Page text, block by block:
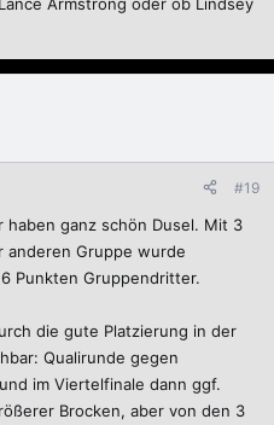
#19
haben ganz schön Dusel. Mit 3
anderen Gruppe wurde
Punkten Gruppendritter.
die gute Platzierung in der
Qualirunde gegen
im Viertelfinale dann ggf.
Brocken, aber von den 3